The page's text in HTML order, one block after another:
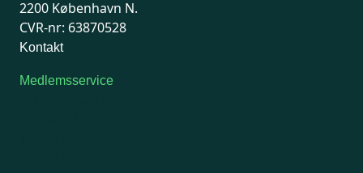
2200 København N.
CVR-nr: 63870528
Kontakt
Medlemsservice